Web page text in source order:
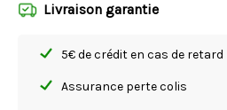
Livraison garantie
5€ de crédit en cas de retard
Assurance perte colis